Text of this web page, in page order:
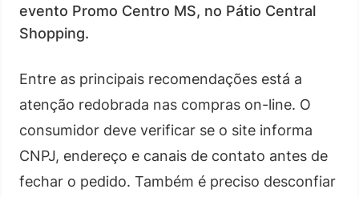
evento Promo Centro MS, no Pátio Central
Shopping.
Entre as principais recomendações está a
atenção redobrada nas compras on-line. O
consumidor deve verificar se o site informa
CNPJ, endereço e canais de contato antes de
fechar o pedido. Também é preciso desconfiar